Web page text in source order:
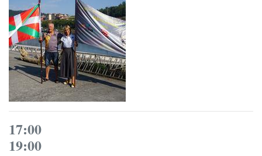
17:00
19:00